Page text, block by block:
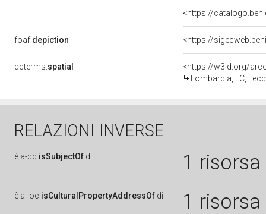
<https://
foaf:depiction <https://
dcterms:spatial
<https://w3id.org/
Lombardia, LC,
RELAZIONI INVERSE
è a-cd:isSubjectOf di 1 risorsa
è a-loc:isCulturalPropertyAddressOf di 1 risorsa